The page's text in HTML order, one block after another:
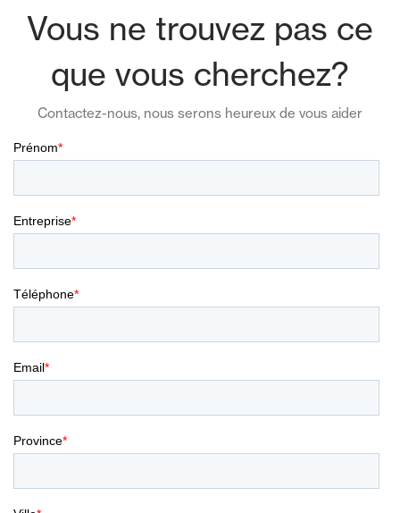
Vous ne trouvez pas ce
que vous cherchez?
Contactez-nous, nous serons heureux de vous aider